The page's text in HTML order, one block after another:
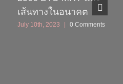
เส้นทางในอนาคต
July 10th, 2023 0 Comments